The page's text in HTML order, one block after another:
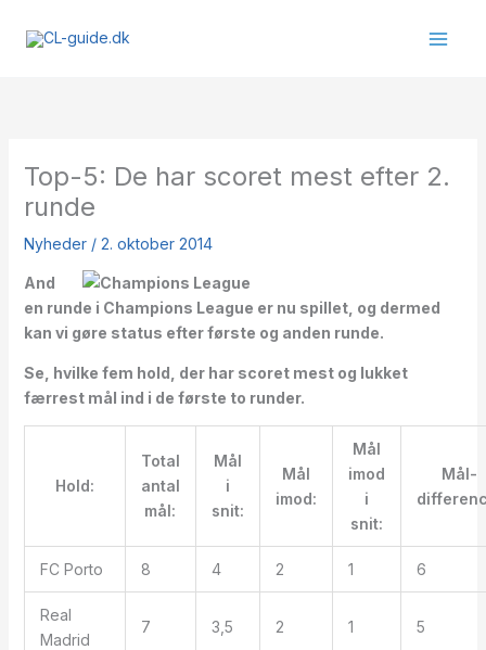
Top-5: De har scoret mest efter 2.
runde
Nyheder/ 2. oktober 2014
And
en runde i Champions League er nu spillet, og dermed
kan vi gøre status efter første og anden runde.
Se, hvilke fem hold, der har scoret mest og lukket
færrest mål ind i de første to runder.
Hold:
Total
antal
mål:
Mål
i
snit:
Mål
imod:
Mål
imod
i
snit:
Mål-
FC Porto 8 4 2 1 6
Real
Madrid
7 3,5 2 1 5